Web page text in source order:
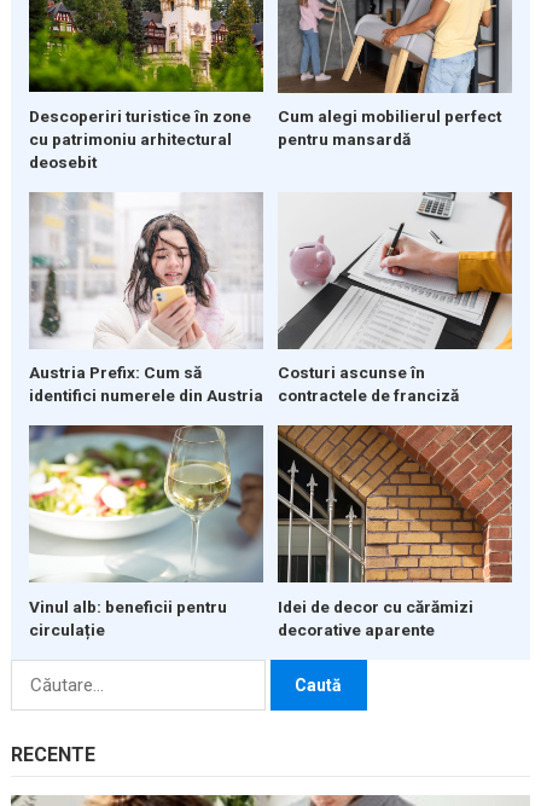
Descoperiri turistice în zone
cu patrimoniu arhitectural
deosebit
Cum alegi mobilierul perfect
pentru mansardă
Austria Prefix: Cum să
identifici numerele din Austria
Costuri ascunse în
contractele de franciză
Vinul alb: beneficii pentru
circulație
Idei de decor cu cărămizi
decorative aparente
Caută
RECENTE